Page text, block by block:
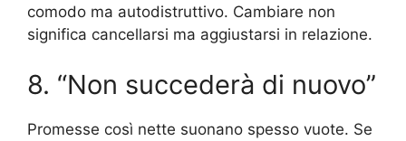
comodo ma autodistruttivo. Cambiare non
significa cancellarsi ma aggiustarsi in relazione.
8. “Non succederà di nuovo”
Promesse così nette suonano spesso vuote. Se